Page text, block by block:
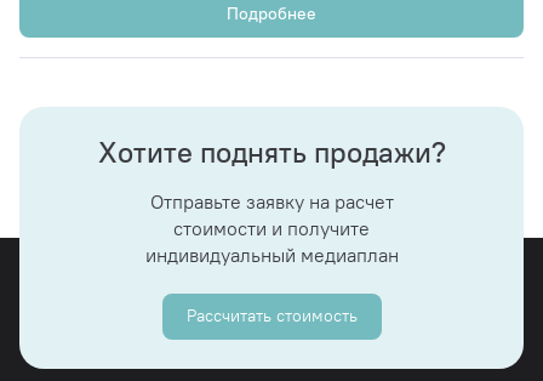
Подробнее
Хотите поднять продажи?
Отправьте заявку на расчет
стоимости и получите
индивидуальный медиаплан
Рассчитать стоимость